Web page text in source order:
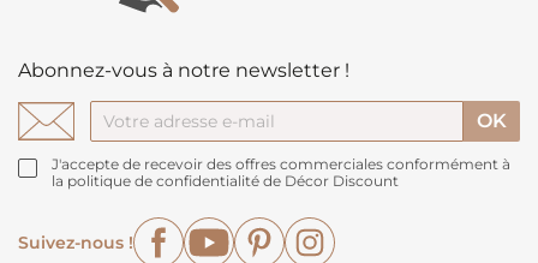
Abonnez-vous à notre newsletter !
J'accepte de recevoir des offres commerciales conformément à
la politique de confidentialité de Décor Discount
Suivez-nous !
FacebookYouTubePinterest